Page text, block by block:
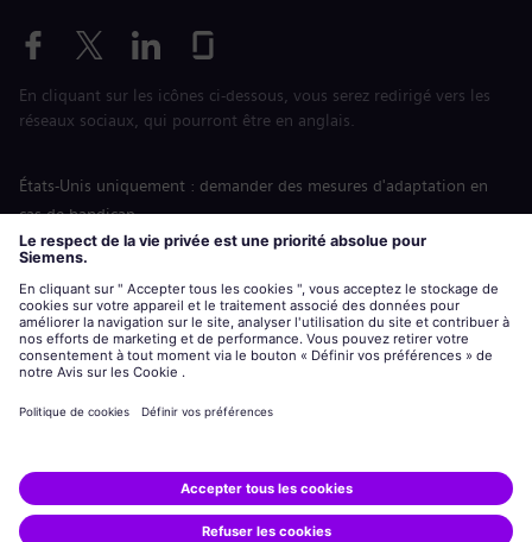
En cliquant sur les icônes ci-dessous, vous serez redirigé vers les
réseaux sociaux, qui pourront être en anglais.
États-Unis uniquement : demander des mesures d'adaptation en
cas de handicap
Labor Condition Application (Formulaire sur les conditions
siemens-energy.comSite Internet international
Informations sur l’entreprise
Avis de confidentialité
Siemens Energy est une marque déposée de Siemens AG.